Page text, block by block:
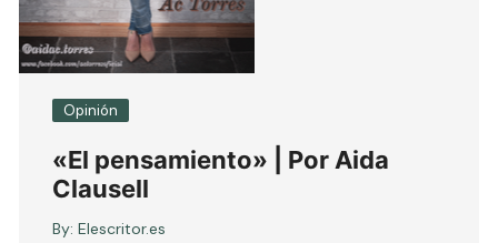
Opinión
«El pensamiento» | Por Aida
Clausell
By: Elescritor.es